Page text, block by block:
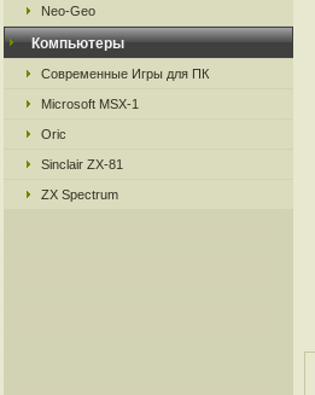
Neo-Geo
Компьютеры
Современные Игры для ПК
Microsoft MSX-1
Oric
Sinclair ZX-81
ZX Spectrum